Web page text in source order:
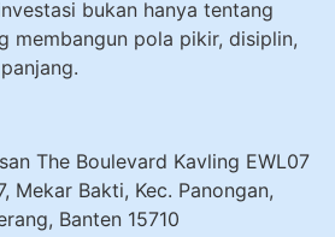
bukan hanya tentang
membangun pola pikir, disiplin,
The Boulevard Kavling EWL07
Mekar Bakti, Kec. Panongan,
Banten 15710